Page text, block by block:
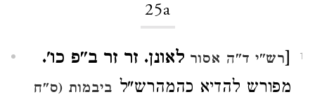
25a
1
[רש"י ד"ה אסור לאונן. זר זר ב"פ כו'.
מפורש להדיא כהמהרש"ל ביבמות (ס"ח